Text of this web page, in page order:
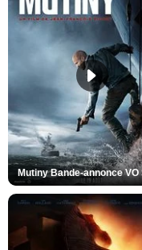
Mutiny Bande-annonce VO